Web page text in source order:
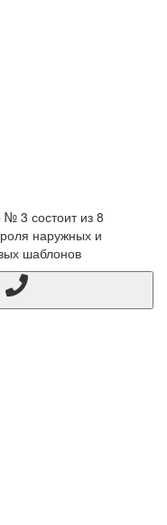
3 состоит из 8
наружных и
шаблонов